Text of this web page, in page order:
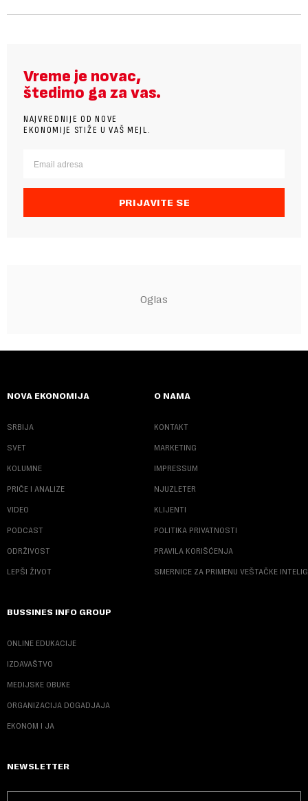
Vreme je novac,
štedimo ga za vas.
NAJVREDNIJE OD NOVE
EKONOMIJE STIŽE U VAŠ MEJL.
PRIJAVITE SE
NOVA EKONOMIJA
SRBIJA
SVET
KOLUMNE
PRIČE I ANALIZE
VIDEO
PODCAST
ODRŽIVOST
LEPŠI ŽIVOT
O NAMA
KONTAKT
MARKETING
IMPRESSUM
NJUZLETER
KLIJENTI
POLITIKA PRIVATNOSTI
PRAVILA KORIŠĆENJA
SMERNICE ZA PRIMENU VEŠTAČKE
BUSSINES INFO GROUP
ONLINE EDUKACIJE
IZDAVAŠTVO
MEDIJSKE OBUKE
ORGANIZACIJA DOGADJAJA
EKONOM I JA
NEWSLETTER